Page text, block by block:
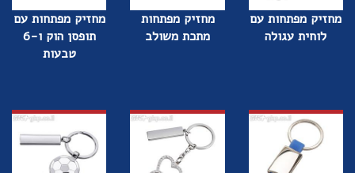
מחזיק מפתחות עם
לוחית עגולה
מחזיק מפתחות
מתכת משולב
מחזיק מפתחות עם
תופסן הוק ו-6
טבעות